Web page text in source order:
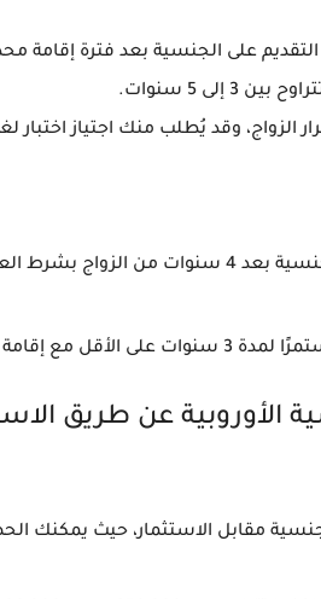
على الجنسية بعد فترة إقامة
بين 3 إلى 5 سنوات
.
الزواج، وقد يُطلب منك اجتياز اختبار
بعد 4 سنوات من الزواج
بشرط
لمدة 3 سنوات على الأقل مع إقامة
الأوروبية عن طريق
مقابل الاستثمار، حيث يمكنك